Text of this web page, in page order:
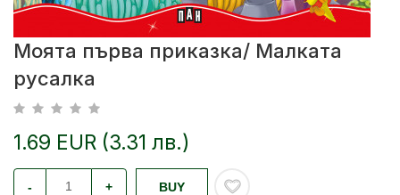
Моята първа приказка/ Малката
русалка
1.69 EUR (3.31 лв.)
- + BUY